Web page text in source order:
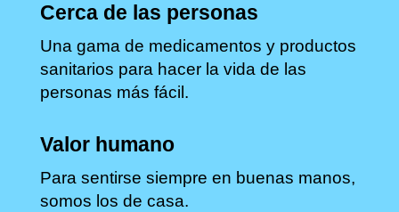
Cerca de las personas
Una gama de medicamentos y productos
sanitarios para hacer la vida de las
personas más fácil.
Valor humano
Para sentirse siempre en buenas manos,
somos los de casa.